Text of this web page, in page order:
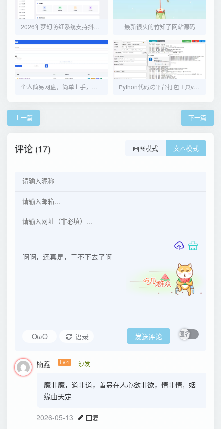
最新很火的竹知了网站源码
上一篇 下一篇
评论 (17) 画图模式 文本模式
OωO 语录 发送评论
楠鑫 Lv.4 沙发
魔非魔，道非道，善恶在人心欲非欲，情非情，姻
缘由天定
2026-05-13 回复